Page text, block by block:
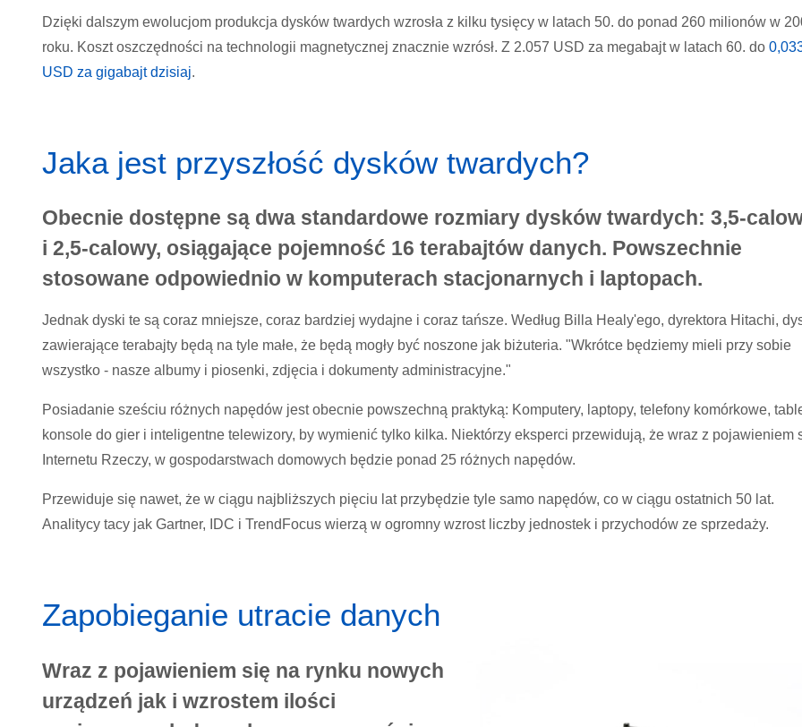
Dzięki dalszym ewolucjom produkcja dysków twardych wzrosła z kilku tysięcy w latach 50. do ponad 260 milionów w
roku. Koszt oszczędności na technologii magnetycznej znacznie wzrósł. Z 2.057 USD za megabajt w latach 60. do
USD za gigabajt dzisiaj.
Jaka jest przyszłość dysków twardych?
Obecnie dostępne są dwa standardowe rozmiary dysków twardych: 3,5-
i 2,5-calowy, osiągające pojemność 16 terabajtów danych. Powszechnie
stosowane odpowiednio w komputerach stacjonarnych i laptopach.
Jednak dyski te są coraz mniejsze, coraz bardziej wydajne i coraz tańsze. Według Billa Healy'ego, dyrektora Hitachi,
zawierające terabajty będą na tyle małe, że będą mogły być noszone jak biżuteria. "Wkrótce będziemy mieli przy sobie
wszystko - nasze albumy i piosenki, zdjęcia i dokumenty administracyjne."
Posiadanie sześciu różnych napędów jest obecnie powszechną praktyką: Komputery, laptopy, telefony komórkowe,
konsole do gier i inteligentne telewizory, by wymienić tylko kilka. Niektórzy eksperci przewidują, że wraz z pojawieniem
Internetu Rzeczy, w gospodarstwach domowych będzie ponad 25 różnych napędów.
Przewiduje się nawet, że w ciągu najbliższych pięciu lat przybędzie tyle samo napędów, co w ciągu ostatnich 50 lat.
Analitycy tacy jak Gartner, IDC i TrendFocus wierzą w ogromny wzrost liczby jednostek i przychodów ze sprzedaży.
Zapobieganie utracie danych
Wraz z pojawieniem się na rynku nowych
urządzeń jak i wzrostem ilości